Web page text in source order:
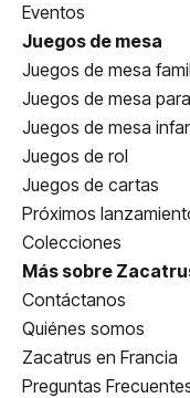
Eventos
Juegos de mesa
Juegos de mesa
Juegos de mesa
Juegos de mesa
Juegos de rol
Juegos de cartas
Próximos
Colecciones
Más sobre
Contáctanos
Quiénes somos
Zacatrus en Francia
Preguntas